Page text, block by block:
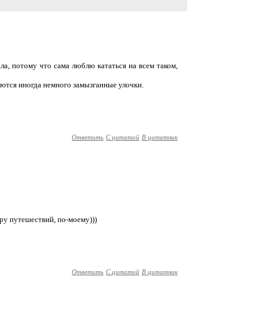
потому что сама люблю кататься на всем таком,
иногда немного замызганные улочки.
Ответить С цитатой В цитатник
путешествий, по-моему)))
Ответить С цитатой В цитатник